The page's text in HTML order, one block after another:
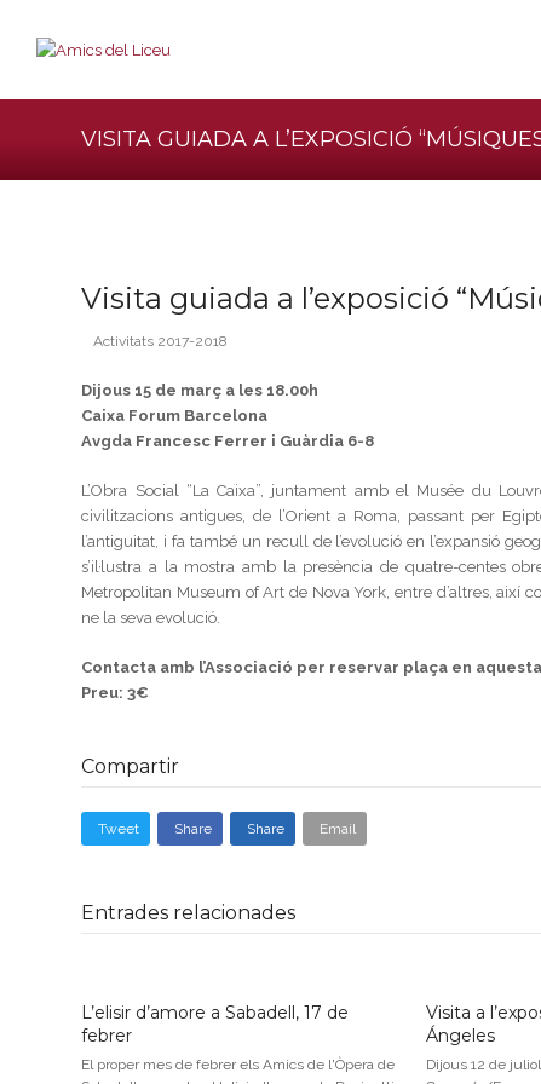
VISITA GUIADA A L’EXPOSICIÓ
Visita guiada a l’exposició
Activitats 2017-2018
Dijous 15 de març a les 18.00h
Caixa Forum Barcelona
Avgda Francesc Ferrer i Guàrdia 6-8
L’Obra Social “La Caixa”, juntament amb el Musée du
civilitzacions antigues, de l’Orient a Roma, passant per
l’antiguitat, i fa també un recull de l’evolució en l’expansió
s’il·lustra a la mostra amb la presència de quatre-centes
Metropolitan Museum of Art de Nova York, entre d’altres, així
ne la seva evolució.
Contacta amb l’Associació per reservar plaça en
Preu: 3€
Compartir
Tweet Share Share Email
Entrades relacionades
L’elisir d’amore a Sabadell, 17 de
febrer
El proper mes de febrer els Amics de l'Òpera de
Visita a
Ángeles
Dijous 12 de